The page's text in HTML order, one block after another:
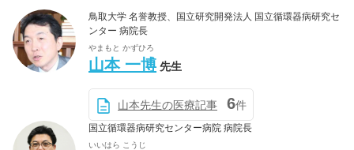
鳥取大学 名誉教授、国立研究開発法人 国立循環器病研究セ
ンター 病院長
やまもと かずひろ
山本 一博 先生
山本先生の医療記事 6件
国立循環器病研究センター病院 病院長
いいはら こうじ